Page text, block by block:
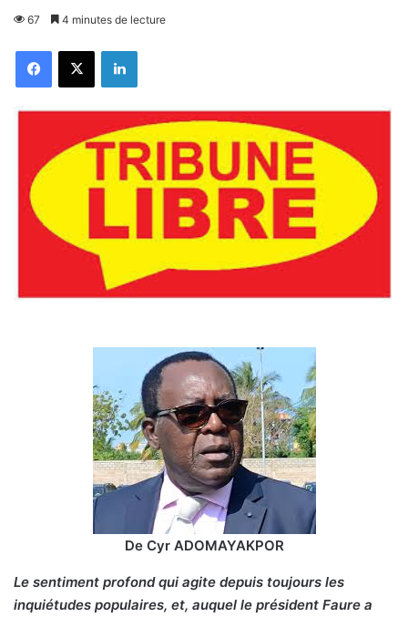
67 4 minutes de lecture
FacebookX Linkedin
De Cyr ADOMAYAKPOR
Le sentiment profond qui agite depuis toujours les
inquiétudes populaires, et, auquel le président Faure a